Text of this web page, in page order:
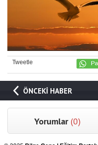
Tweetle
ÖNCEKİ HABER
Yorumlar (0)